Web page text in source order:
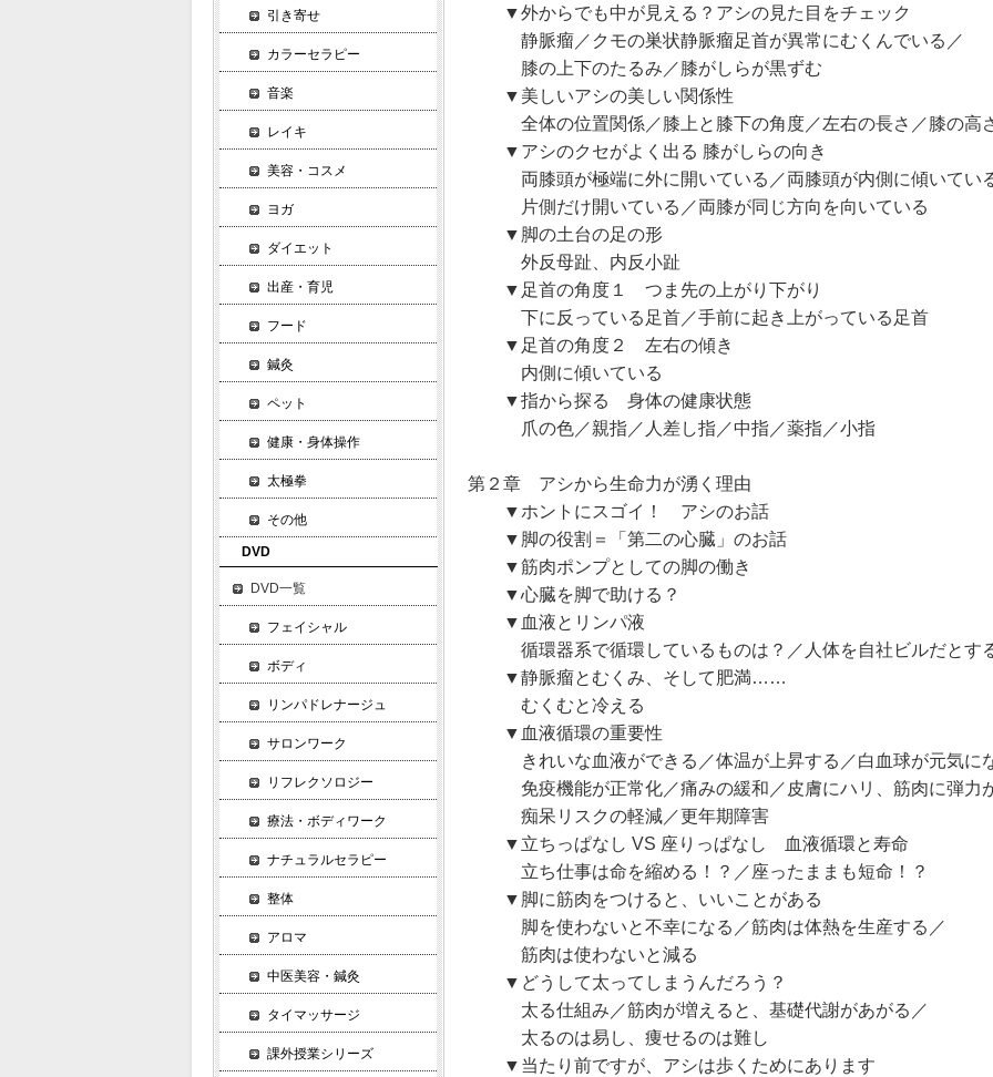
▼外からでも中が見える？アシの見た目をチェック
静脈瘤／クモの巣状静脈瘤足首が異常にむくんでいる／
膝の上下のたるみ／膝がしらが黒ずむ
▼美しいアシの美しい関係性
全体の位置関係／膝上と膝下の角度／左右の長さ／膝の高
▼アシのクセがよく出る 膝がしらの向き
両膝頭が極端に外に開いている／両膝頭が内側に傾いてい
片側だけ開いている／両膝が同じ方向を向いている
▼脚の土台の足の形
外反母趾、内反小趾
▼足首の角度１ つま先の上がり下がり
下に反っている足首／手前に起き上がっている足首
▼足首の角度２ 左右の傾き
内側に傾いている
▼指から探る 身体の健康状態
爪の色／親指／人差し指／中指／薬指／小指
第２章 アシから生命力が湧く理由
▼ホントにスゴイ！ アシのお話
▼脚の役割＝「第二の心臓」のお話
▼筋肉ポンプとしての脚の働き
▼心臓を脚で助ける？
▼血液とリンパ液
循環器系で循環しているものは？／人体を自社ビルだと
▼静脈瘤とむくみ、そして肥満……
むくむと冷える
▼血液循環の重要性
きれいな血液ができる／体温が上昇する／白血球が元気に
免疫機能が正常化／痛みの緩和／皮膚にハリ、筋肉に弾力
痴呆リスクの軽減／更年期障害
▼立ちっぱなし VS 座りっぱなし 血液循環と寿命
立ち仕事は命を縮める！？／座ったままも短命！？
▼脚に筋肉をつけると、いいことがある
脚を使わないと不幸になる／筋肉は体熱を生産する／
筋肉は使わないと減る
▼どうして太ってしまうんだろう？
太る仕組み／筋肉が増えると、基礎代謝があがる／
太るのは易し、痩せるのは難し
▼当たり前ですが、アシは歩くためにあります
引き寄せ
カラーセラピー
音楽
レイキ
美容・コスメ
ヨガ
ダイエット
出産・育児
フード
鍼灸
ペット
健康・身体操作
太極拳
その他
DVD
DVD一覧
フェイシャル
ボディ
リンパドレナージュ
サロンワーク
リフレクソロジー
療法・ボディワーク
ナチュラルセラピー
整体
アロマ
中医美容・鍼灸
タイマッサージ
課外授業シリーズ